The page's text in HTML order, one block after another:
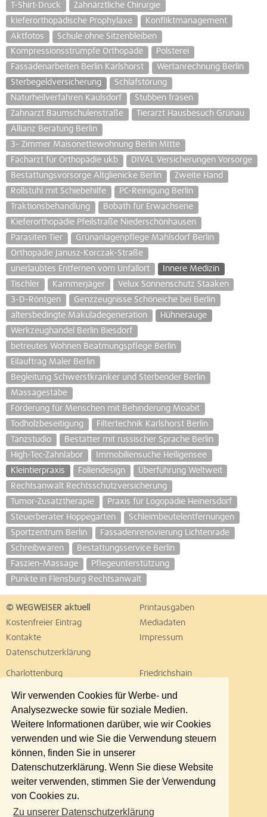
Wir verwenden Cookies für Werbe- und
Analysezwecke sowie für soziale Medien.
Weitere Informationen darüber, wie wir Cookies
verwenden und wie Sie die Verwendung steuern
können, finden Sie in unserer
Datenschutzerklärung. Wenn Sie diese Website
weiter verwenden, stimmen Sie der Verwendung
von Cookies zu.
Zu unserer Datenschutzerklärung
T-Shirt-Druck
Zahnärztliche Chirurgie
kieferorthopädische Prophylaxe
Konfliktmanagement
Aktfotos
Schule ohne Sitzenbleiben
Kompressionsstrümpfe Orthopäde
Polsterei
Fassadenarbeiten Berlin Karlshorst
Wertanrechnung Berlin
Sterbegeldversicherung
Schlafstörung
Naturheilverfahren Kaulsdorf
Stubben fräsen
Zahnarzt Baumschulenstraße
Tierarzt Hausbesuch Grünau
Allianz Beratung Berlin
3- Zimmer Maisonettewohnung Berlin MItte
Facharzt für Orthopädie ukb
DIVAL Versicherungen Vorsorge
Bestattungsvorsorge Altglienicke Berlin
Zweite Hand
Rollstuhl mit Schiebehilfe
PC-Reinigung Berlin
Traktionsbehandlung
Bobath für Erwachsene
Kieferorthopädie Pfeilstraße Niederschönhausen
Parasiten Tier
Grünanlagenpflege Mahlsdorf Berlin
Orthopädie Janusz-Korczak-Straße
unerlaubtes Entfernen vom Unfallort
Innere Medizin
Tischler
Kammerjäger
Velux Sonnenschutz Staaken
3-D-Röntgen
Genzzeugnisse Schöneiche bei Berlin
altersbedingte Makuladegeneration
Hühnerauge
Werkzeughandel Berlin Biesdorf
betreutes Wohnen Beatmungspflege Berlin
Eilauftrag Maler Berlin
Begleitung Schwerstkranker und Sterbender Berlin
Massagestäbe
Förderung für Menschen mit Behinderung Moabit
Todholzbeseitigung
Filtertechnik Karlshorst Berlin
Tanzstudio
Bestatter mit russischer Sprache Berlin
High-Tec-Zahnlabor
Immobiliensuche Heiligensee
Kleintierpraxis
Foliendesign
Überführung Weltweit
Rechtsanwalt Rechtsschutzversicherung
Tumor-Zusatztherapie
Praxis für Logopädie Heinersdorf
Steuerberater Hoppegarten
Schleimbeutelentfernungen
Sportzentrum Berlin
Fassadenrenovierung Lichtenrade
Schreibwaren
Bestattungsservice Berlin
Faszien-Massage
Pflegeunterstützung
Punkte in Flensburg Rechtsanwalt
© WEGWEISER aktuell
Printausgaben
Kostenfreier Eintrag
Mediadaten
Kontakte
Impressum
Datenschutzerklärung
Charlottenburg
Friedrichshain
Lichtenberg
Marzahn
Neukölln
Pankow
Reinickendorf
Schöneberg
Spandau
Steglitz
Tempelhof
Treptow
Umland Ost